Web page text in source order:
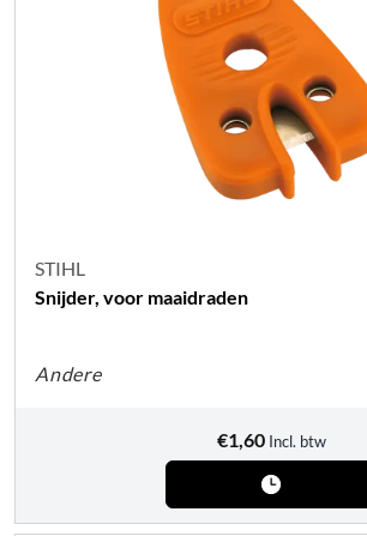
STIHL
Snijder, voor maaidraden
Andere
€1,60 Incl. btw